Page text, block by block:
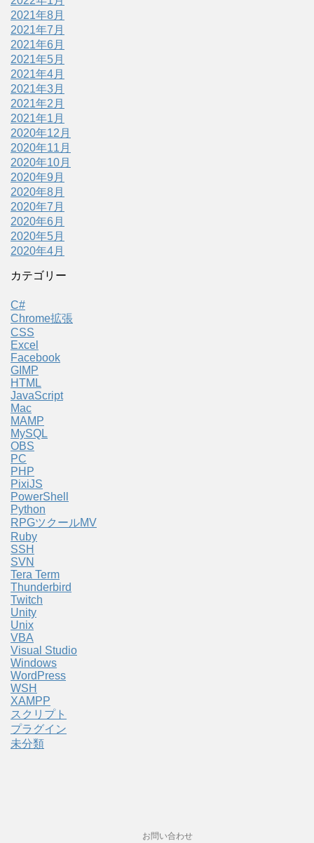
2021年8月
2021年7月
2021年6月
2021年5月
2021年4月
2021年3月
2021年2月
2021年1月
2020年12月
2020年11月
2020年10月
2020年9月
2020年8月
2020年7月
2020年6月
2020年5月
2020年4月
カテゴリー
C#
Chrome拡張
CSS
Excel
Facebook
GIMP
HTML
JavaScript
Mac
MAMP
MySQL
OBS
PC
PHP
PixiJS
PowerShell
Python
RPGツクールMV
Ruby
SSH
SVN
Tera Term
Thunderbird
Twitch
Unity
Unix
VBA
Visual Studio
Windows
WordPress
WSH
XAMPP
スクリプト
プラグイン
未分類
お問い合わせ